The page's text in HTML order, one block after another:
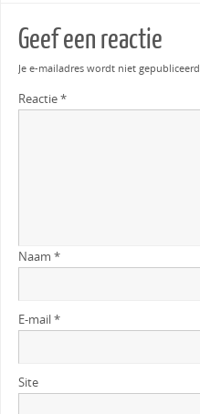
Geef een reactie
Je e-mailadres wordt niet gepubliceerd.
Reactie*
Naam *
E-mail*
Site